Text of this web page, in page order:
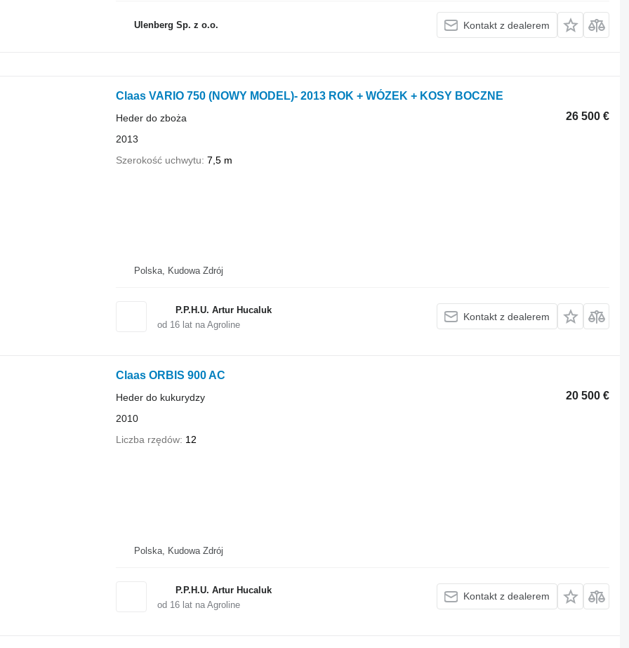
Ulenberg Sp. z o.o. Kontakt z dealerem
Claas VARIO 750 (NOWY MODEL)- 2013 ROK + WÓZEK + KOSY BOCZNE
26 500 €
Heder do zboża
2013
Szerokość uchwytu 7,5 m
Polska, Kudowa Zdrój
P.P.H.U. Artur Hucaluk
od 16lat na Agroline
Kontakt z dealerem
Claas ORBIS 900 AC
20 500 €
Heder do kukurydzy
2010
Liczba rzędów 12
Polska, Kudowa Zdrój
P.P.H.U. Artur Hucaluk
od 16lat na Agroline
Kontakt z dealerem